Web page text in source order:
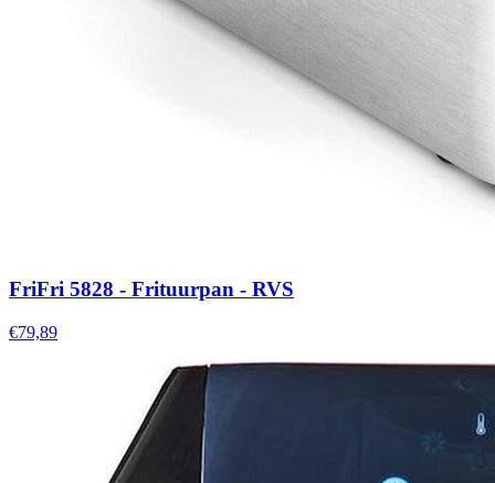
FriFri 5828 - Frituurpan - RVS
€79,89